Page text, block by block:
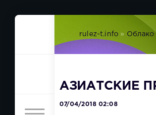
rulez-t.info » Облако
АЗИАТСКИЕ
07/04/2018 02:08